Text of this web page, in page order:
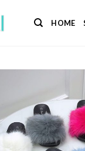
HOME